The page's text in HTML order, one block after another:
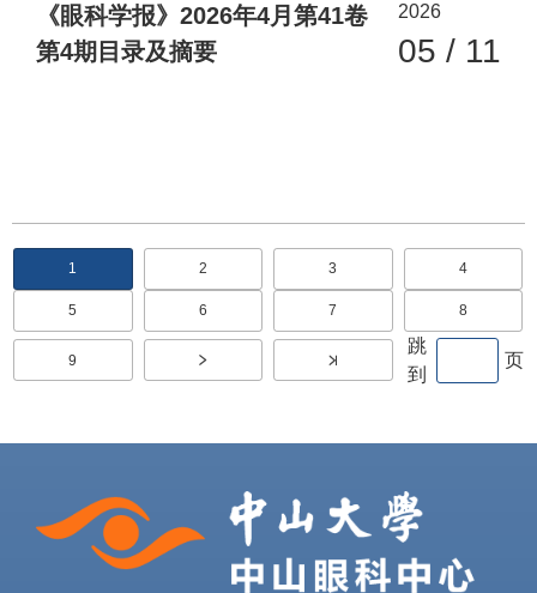
《眼科学报》2026年4月第41卷
第4期目录及摘要
2026
05 / 11
页
当
前
页
1
页
面
2
页
面
3
页
面
4
页
面
5
页
面
6
页
面
7
页
面
8
页
面
9
跳
到
页